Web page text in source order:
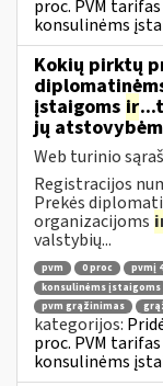
proc. PVM
konsulinėms
Kokių pirktų
įstaigoms ir
jų
Web turinio
Registracijos
Prekės
organizacijoms
valstybių...
pvm 0 proc pvmį
konsulinėms įstaigoms
pvm grąžinimas
kategorijos:
proc. PVM
konsulinėms